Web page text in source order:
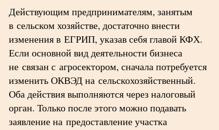
Действующим предпринимателям, занятым
в сельском хозяйстве, достаточно внести
изменения в ЕГРИП, указав себя главой КФХ.
Если основной вид деятельности бизнеса
не связан с агросектором, сначала потребуется
изменить ОКВЭД на сельскохозяйственный.
Оба действия выполняются через налоговый
орган. Только после этого можно подавать
заявление на предоставление участка